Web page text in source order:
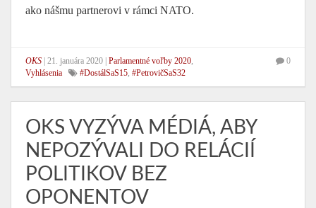
ako nášmu partnerovi v rámci NATO.
OKS 21. januára 2020 Parlamentné voľby 2020,
Vyhlásenia
#DostálSaS15, #PetrovičSaS32
0
OKS VYZÝVA MÉDIÁ, ABY
NEPOZÝVALI DO RELÁCIÍ
POLITIKOV BEZ
OPONENTOV